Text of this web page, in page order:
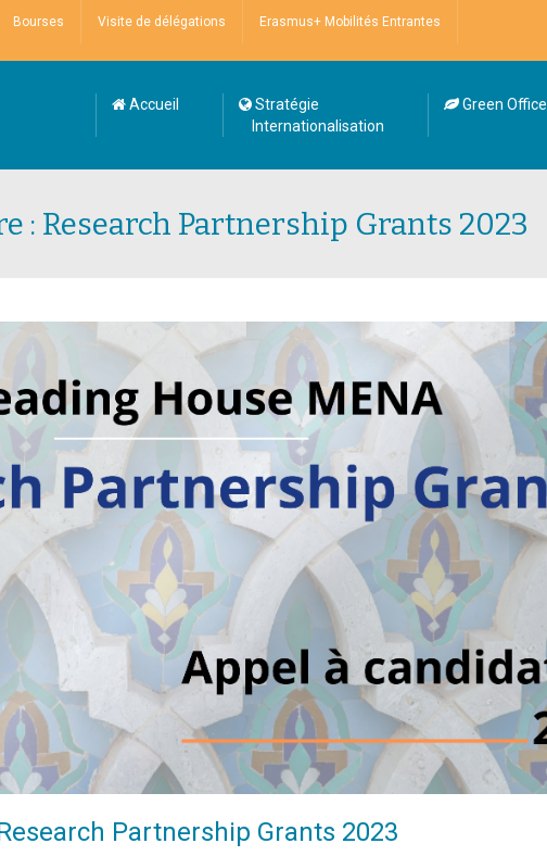
Bourses Visite de délégations Erasmus+ Mobilités Entrantes
Accueil
Stratégie
Internationalisation
Green Office
: Research Partnership Grants 2023
Partnership Grants 2023